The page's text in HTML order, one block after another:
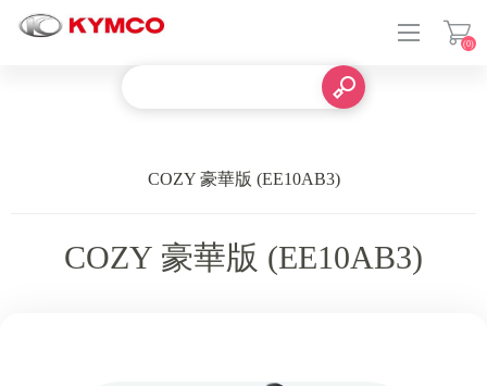
(0)
COZY 豪華版 (EE10AB3)
COZY 豪華版 (EE10AB3)